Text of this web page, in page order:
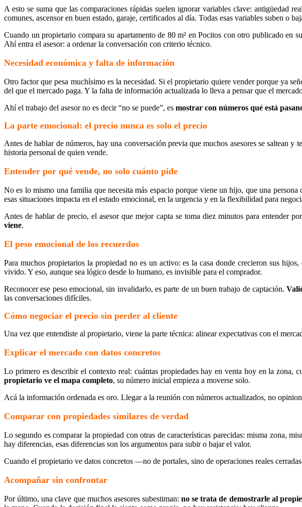
A esto se suma que las comparaciones rápidas suelen ignorar variables clave: antigüedad
comunes, ascensor en buen estado, garaje, certificados al día. Todas esas variables suben o
Cuando un propietario compara su apartamento de 80 m² en Pocitos con otro publicado en
Ahí entra el asesor: a ordenar la conversación con criterio técnico.
Necesidad económica y falta de información
Otro factor que pesa muchísimo es la necesidad. Si el propietario quiere vender porque ya
del que el mercado paga. Y la falta de información actualizada lo lleva a pensar que el
Ahí el trabajo del asesor no es decir “no se puede”, es mostrar con números qué está
La parte emocional: el precio nunca es solo el precio
Antes de hablar de números, hay una conversación previa que muchos asesores se saltean y
historia personal de quien vende.
Entender por qué vende, no solo cuánto pide
No es lo mismo una familia que necesita más espacio porque viene un hijo, que una
esas situaciones impacta en el estado emocional, en la urgencia y en la flexibilidad para
Antes de hablar de precio, el asesor que mejor capta se toma diez minutos para entender
viene.
El peso emocional de los recuerdos
Para muchos propietarios la propiedad no es un activo: es la casa donde crecieron sus
vivido. Y eso, aunque sea lógico desde lo humano, es invisible para el comprador.
Reconocer ese peso emocional, sin invalidarlo, es parte de un buen trabajo de captación.
las conversaciones difíciles.
Cómo negociar el precio sin perder al cliente
Una vez que entendiste al propietario, viene la parte técnica: alinear expectativas con el
Explicar el mercado con datos concretos
Lo primero es describir el contexto real: cuántas propiedades hay en venta hoy en la zona,
propietario ve el mapa completo, su número inicial empieza a moverse solo.
Acá la información ordenada es oro. Llegar a la reunión con números actualizados, no
Comparar con propiedades similares de verdad
Lo segundo es comparar la propiedad con otras de características parecidas: misma zona,
hay diferencias, esas diferencias son los argumentos para subir o bajar el valor.
Cuando el propietario ve datos concretos —no de portales, sino de operaciones reales
Acompañar sin confrontar
Por último, una clave que muchos asesores subestiman:no se trata de demostrarle al